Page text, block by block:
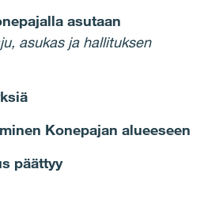
asutaan
asukas ja hallituksen
Konepajan alueeseen
päättyy